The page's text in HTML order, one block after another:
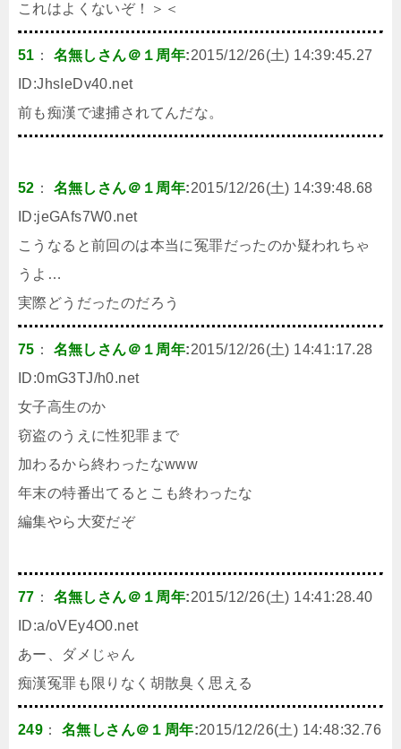
これはよくないぞ！＞＜
51 ： 名無しさん＠１周年:2015/12/26(土) 14:39:45.27
ID:JhsIeDv40.net
前も痴漢で逮捕されてんだな。
52 ： 名無しさん＠１周年:2015/12/26(土) 14:39:48.68
ID:jeGAfs7W0.net
こうなると前回のは本当に冤罪だったのか疑われちゃ
うよ…
実際どうだったのだろう
75 ： 名無しさん＠１周年:2015/12/26(土) 14:41:17.28
ID:0mG3TJ/h0.net
女子高生のか
窃盗のうえに性犯罪まで
加わるから終わったなwww
年末の特番出てるとこも終わったな
編集やら大変だぞ
77 ： 名無しさん＠１周年:2015/12/26(土) 14:41:28.40
ID:a/oVEy4O0.net
あー、ダメじゃん
痴漢冤罪も限りなく胡散臭く思える
249 ：名無しさん＠１周年:2015/12/26(土) 14:48:32.76